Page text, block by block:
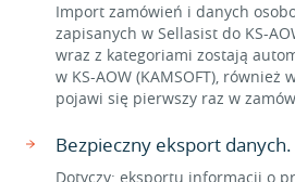
Import zamówień i danych
zapisanych w Sellasist do KS-
wraz z kategoriami zostają
w KS-AOW (KAMSOFT),
pojawi się pierwszy raz w
Bezpieczny eksport danych.
Dotyczy: eksportu informacji o